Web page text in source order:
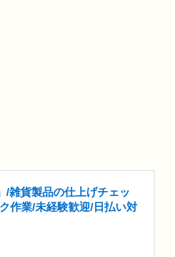
/雑貨製品の仕上げチェッ
作業/未経験歓迎/日払い対